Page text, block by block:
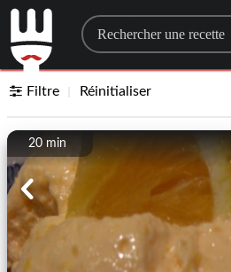
Search for a
Filtre Réinitialiser
20 min